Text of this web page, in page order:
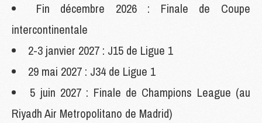
Fin décembre 2026 : Finale de Coupe
intercontinentale
2-3 janvier 2027 : J15 de Ligue 1
29 mai 2027 : J34 de Ligue 1
5 juin 2027 : Finale de Champions League (au
Riyadh Air Metropolitano de Madrid)